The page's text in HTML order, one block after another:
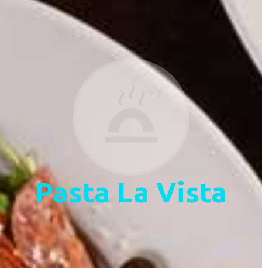
Pasta La Vista